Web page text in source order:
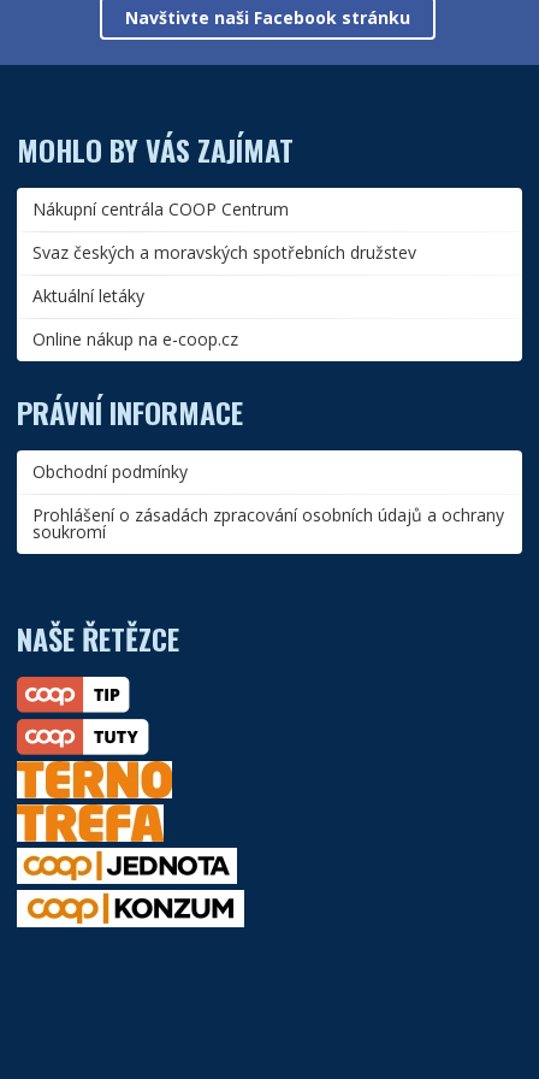
Navštivte naši Facebook stránku
MOHLO BY VÁS ZAJÍMAT
Nákupní centrála COOP Centrum
Svaz českých a moravských spotřebních družstev
Aktuální letáky
Online nákup na e-coop.cz
PRÁVNÍ INFORMACE
Obchodní podmínky
Prohlášení o zásadách zpracování osobních údajů a ochrany
soukromí
NAŠE ŘETĚZCE